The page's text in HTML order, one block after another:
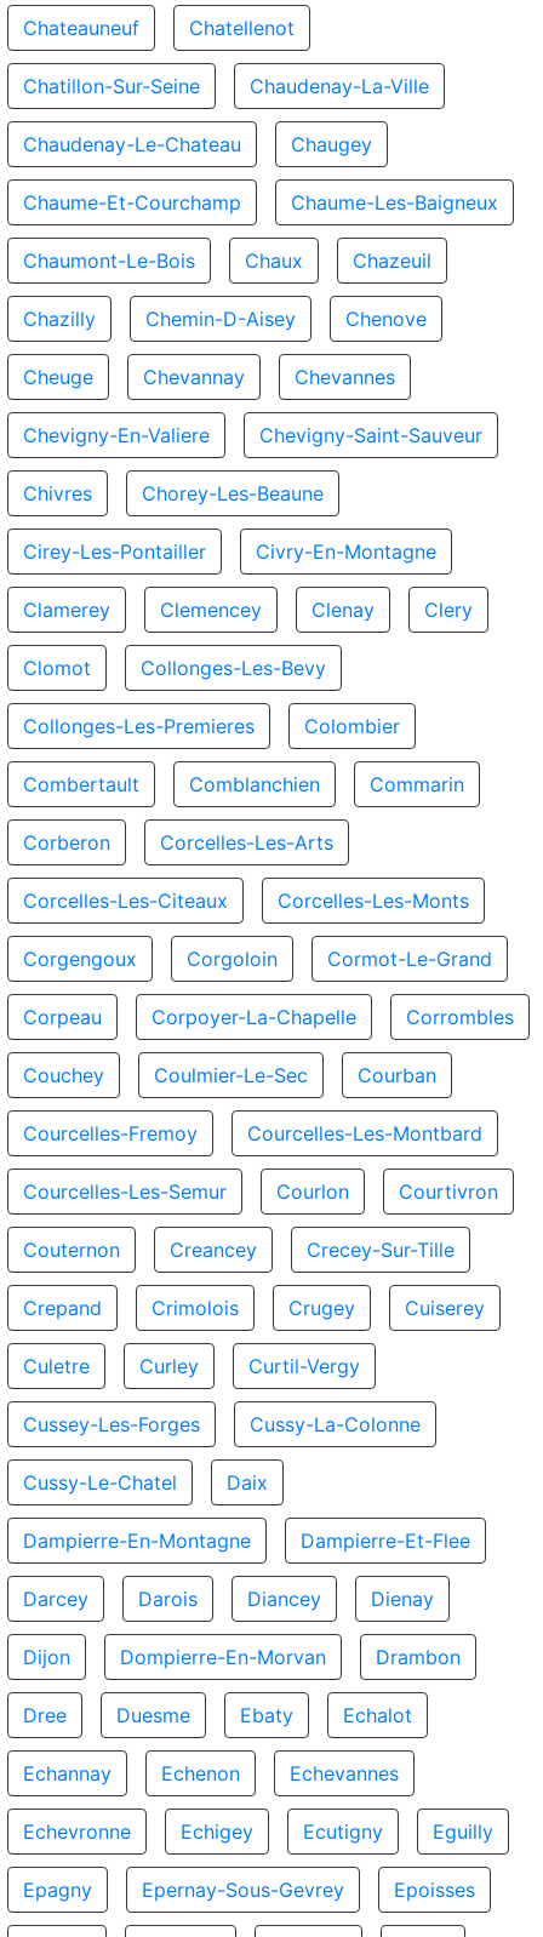
Chateauneuf Chatellenot
Chatillon-Sur-Seine Chaudenay-La-Ville
Chaudenay-Le-Chateau Chaugey
Chaume-Et-Courchamp Chaume-Les-Baigneux
Chaumont-Le-Bois Chaux Chazeuil
Chazilly Chemin-D-Aisey Chenove
Cheuge Chevannay Chevannes
Chevigny-En-Valiere Chevigny-Saint-Sauveur
Chivres Chorey-Les-Beaune
Cirey-Les-Pontailler Civry-En-Montagne
Clamerey Clemencey Clenay Clery
Clomot Collonges-Les-Bevy
Collonges-Les-Premieres Colombier
Combertault Comblanchien Commarin
Corberon Corcelles-Les-Arts
Corcelles-Les-Citeaux Corcelles-Les-Monts
Corgengoux Corgoloin Cormot-Le-Grand
Corpeau Corpoyer-La-Chapelle Corrombles
Couchey Coulmier-Le-Sec Courban
Courcelles-Fremoy Courcelles-Les-Montbard
Courcelles-Les-Semur Courlon Courtivron
Couternon Creancey Crecey-Sur-Tille
Crepand Crimolois Crugey Cuiserey
Culetre Curley Curtil-Vergy
Cussey-Les-Forges Cussy-La-Colonne
Cussy-Le-Chatel Daix
Dampierre-En-Montagne Dampierre-Et-Flee
Darcey Darois Diancey Dienay
Dijon Dompierre-En-Morvan Drambon
Dree Duesme Ebaty Echalot
Echannay Echenon Echevannes
Echevronne Echigey Ecutigny Eguilly
Epagny Epernay-Sous-Gevrey Epoisses